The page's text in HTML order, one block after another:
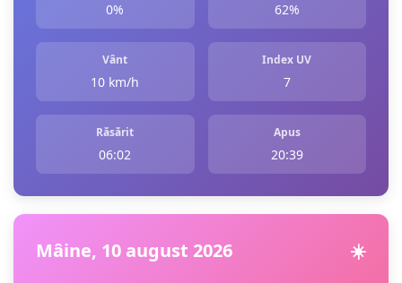
0% 62%
Vânt
10 km/h
Index UV
7
Răsărit
06:02
Apus
20:39
Mâine, 10 august 2026 ☀️